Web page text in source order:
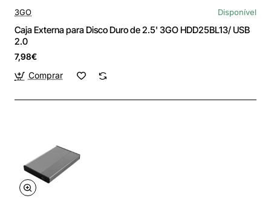
3GO Disponível
Caja Externa para Disco Duro de 2.5' 3GO HDD25BL13/ USB
2.0
7,98€
Comprar